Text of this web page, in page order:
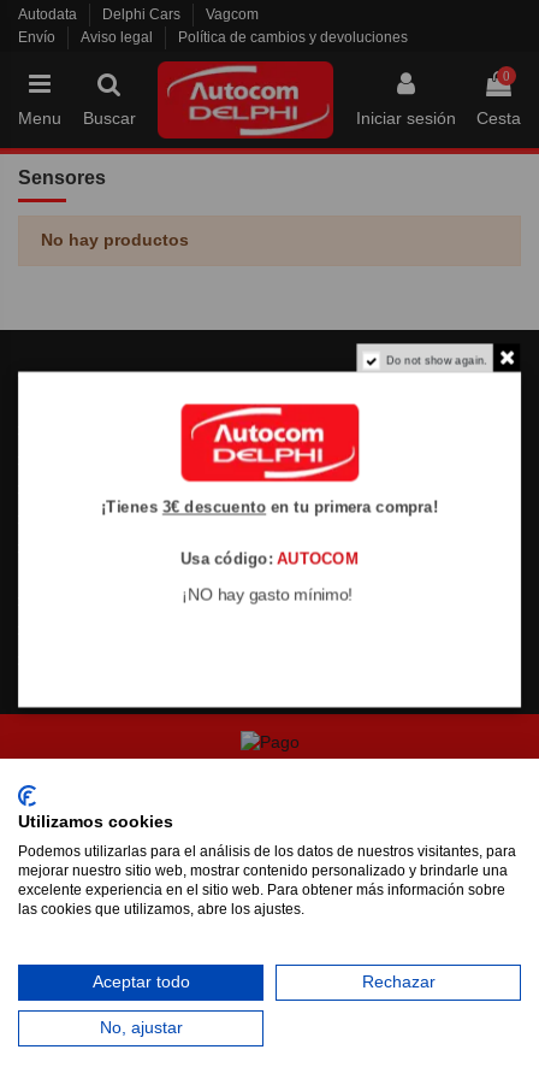
Autodata Delphi Cars
Vagcom
Envío
Aviso legal Política de cambios y devoluciones
Menu Buscar Iniciar sesión
0
Cesta
Sensores
No hay productos
Términos y condiciones
Política de cambios y
Autocom Delphi
AutocomDelphi
Tienda Online
autocomdelphishop@gmail.com
Contacta con nosotros
Do not show again.
¡Tienes 3€ descuento en tu primera compra!
Usa código:AUTOCOM
¡NO hay gasto mínimo!
Utilizamos cookies
Podemos utilizarlas para el análisis de los datos de nuestros visitantes, para
mejorar nuestro sitio web, mostrar contenido personalizado y brindarle una
excelente experiencia en el sitio web. Para obtener más información sobre
las cookies que utilizamos, abre los ajustes.
Aceptar todo Rechazar
No, ajustar